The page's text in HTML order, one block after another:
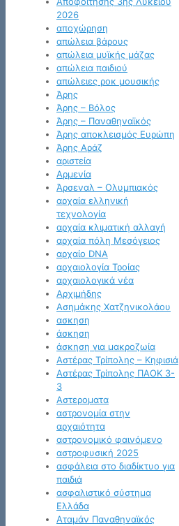
2026
αποχώρηση
απώλεια βάρους
απώλεια μυϊκής μάζας
απώλεια παιδιού
απώλειες ροκ μουσικής
Άρης
Άρης – Βόλος
Άρης – Παναθηναϊκός
Άρης αποκλεισμός Ευρώπη
Άρης Αράζ
αριστεία
Αρμενία
Άρσεναλ – Ολυμπιακός
αρχαία ελληνική
τεχνολογία
αρχαία κλιματική αλλαγή
αρχαία πόλη Μεσόγειος
αρχαίο DNA
αρχαιολογία Τροίας
αρχαιολογικά νέα
Αρχιμήδης
Ασημάκης Χατζηνικολάου
ασκηση
άσκηση
άσκηση για μακροζωία
Αστέρας Τρίπολης – Κηφισιά
Αστέρας Τρίπολης ΠΑΟΚ 3-
3
Αστεροματα
αστρονομία στην
αρχαιότητα
αστρονομικό φαινόμενο
αστροφυσική 2025
ασφάλεια στο διαδίκτυο για
παιδιά
ασφαλιστικό σύστημα
Ελλάδα
Αταμάν Παναθηναϊκός